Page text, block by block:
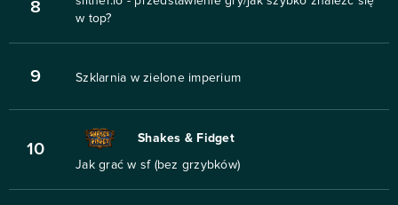
8
w top?
9 Szklarnia w zielone imperium
10
Shakes & Fidget
Jak grać w sf (bez grzybków)